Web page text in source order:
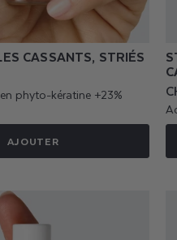
CASSANTS, STRIÉS
phyto-kératine +23%
AJOUTER